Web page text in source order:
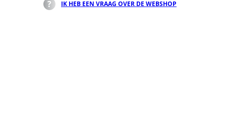
IK HEB EEN VRAAG OVER DE WEBSHOP